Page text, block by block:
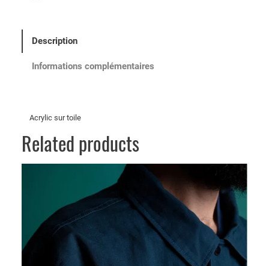
Description
Informations complémentaires
Acrylic sur toile
Related products